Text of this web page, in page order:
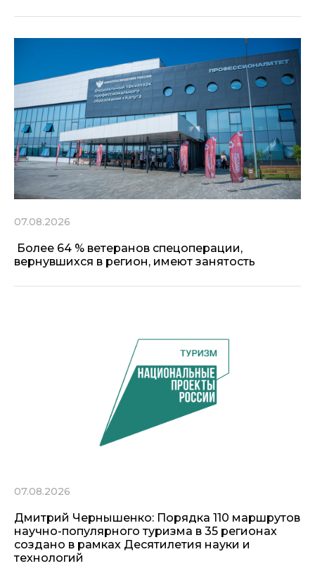
07.08.2026
Более 64 % ветеранов спецоперации,
вернувшихся в регион, имеют занятость
07.08.2026
Дмитрий Чернышенко: Порядка 110 маршрутов
научно-популярного туризма в 35 регионах
создано в рамках Десятилетия науки и
технологий